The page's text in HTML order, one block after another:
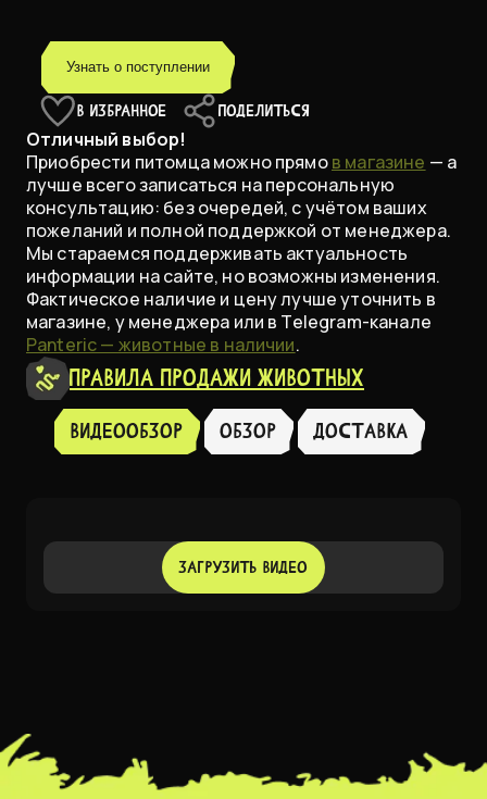
Узнать о поступлении
В ИЗБРАННОЕ ПОДЕЛИТЬСЯ
Отличный выбор!
Приобрести питомца можно прямов магазине — а
лучше всего записаться на персональную
консультацию: без очередей, с учётом ваших
пожеланий и полной поддержкой от менеджера.
Мы стараемся поддерживать актуальность
информации на сайте, но возможны изменения.
Фактическое наличие и цену лучше уточнить в
магазине, у менеджера или в Telegram-канале
Panteric — животные в наличии.
Правила продажи животных
Видеообзор Обзор доставка
ЗАГРУЗИТЬ ВИДЕО